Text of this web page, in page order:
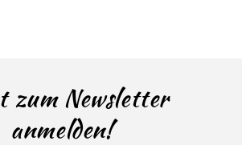
zum Newsletter
anmelden!